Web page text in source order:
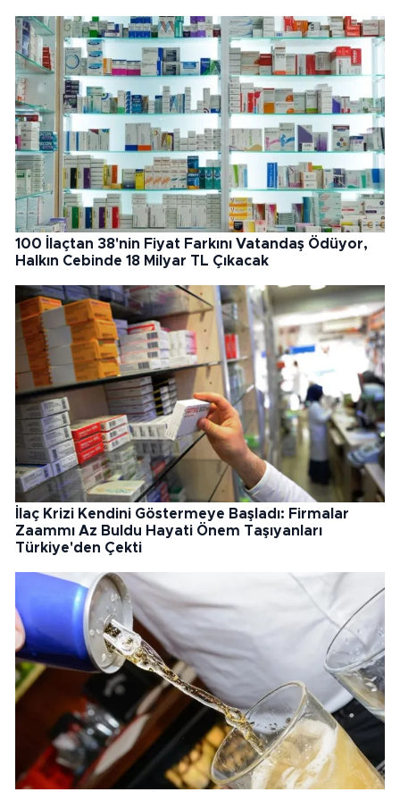
100 İlaçtan 38'nin Fiyat Farkını Vatandaş Ödüyor,
Halkın Cebinde 18 Milyar TL Çıkacak
İlaç Krizi Kendini Göstermeye Başladı: Firmalar
Zaammı Az Buldu Hayati Önem Taşıyanları
Türkiye'den Çekti